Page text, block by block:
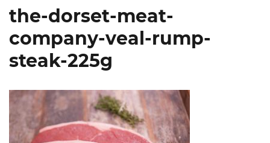
the-dorset-meat-
company-veal-rump-
steak-225g